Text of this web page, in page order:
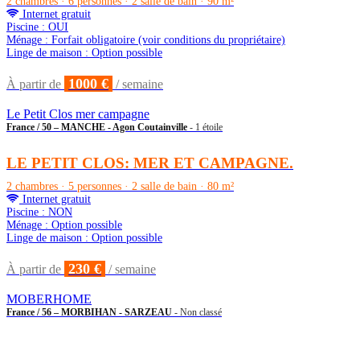
Internet gratuit
Piscine : OUI
Ménage : Forfait obligatoire (voir conditions du propriétaire)
Linge de maison : Option possible
À partir de 1000 € / semaine
Le Petit Clos mer campagne
France / 50 – MANCHE - Agon Coutainville - 1 étoile
LE PETIT CLOS: MER ET CAMPAGNE.
2 chambres · 5 personnes · 2 salle de bain · 80 m²
Internet gratuit
Piscine : NON
Ménage : Option possible
Linge de maison : Option possible
À partir de 230 € / semaine
MOBERHOME
France / 56 – MORBIHAN - SARZEAU - Non classé